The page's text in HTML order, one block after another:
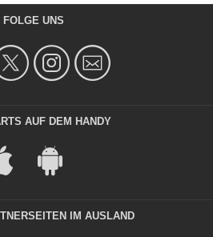
FOLGE UNS
AUF DEM HANDY
IM AUSLAND